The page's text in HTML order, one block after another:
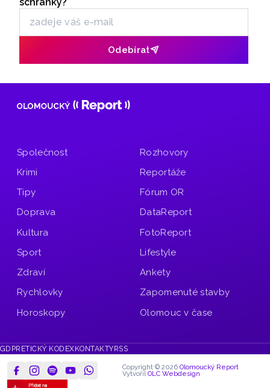
Odebírat
Společnost
Krimi
Tipy
Doprava
Kultura
Sport
Zdraví
Rychlovky
Horoskopy
Rozhovory
Reportáže
Fórum OR
DataReport
FotoReport
Lifestyle
Ankety
Zapomenuté stavby
Olomouc v čase
GDPR ETICKÝ KODEXKONTAKTYRSS
Copyright © 2026 Olomoucký Report
VytvořilOLC Webdesign